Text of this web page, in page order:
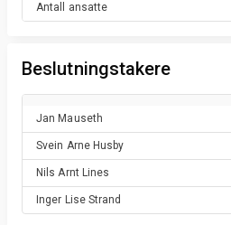
Antall ansatte
Beslutningstakere
Jan Mauseth
Svein Arne Husby
Nils Arnt Lines
Inger Lise Strand